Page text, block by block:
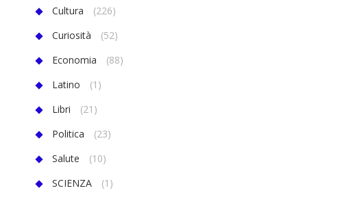
Cultura
(226)
Curiosità
(52)
Economia
(88)
Latino
(1)
Libri
(21)
Politica
(23)
Salute
(10)
SCIENZA
(1)